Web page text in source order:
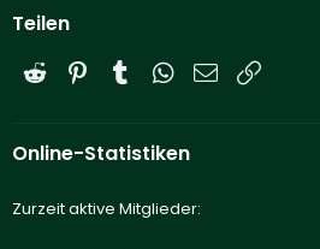
Teilen
Reddit PinterestTumblrWhatsApp
E-Mail
Online-Statistiken
Zurzeit aktive Mitglieder